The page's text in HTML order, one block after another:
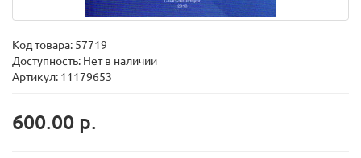
Код товара: 57719
Доступность: Нет в наличии
Артикул: 11179653
600.00 р.